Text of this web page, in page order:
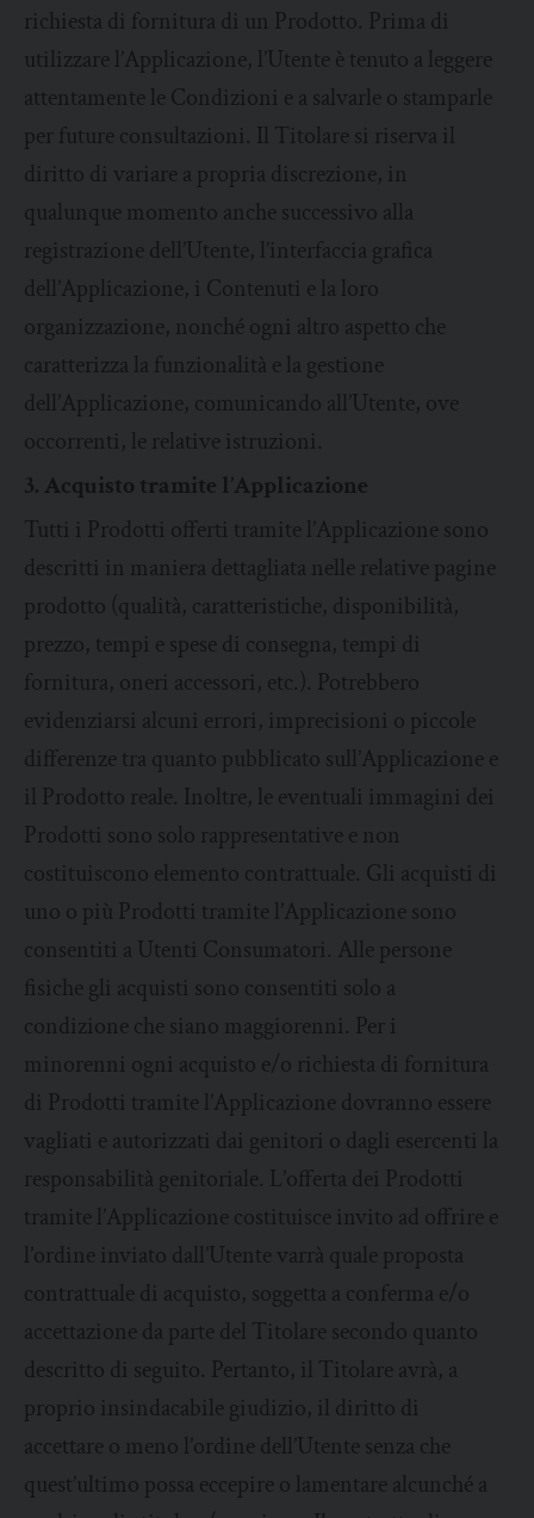
richiesta di fornitura di un Prodotto. Prima di
utilizzare l’Applicazione, l’Utente è tenuto a leggere
attentamente le Condizioni e a salvarle o stamparle
per future consultazioni. Il Titolare si riserva il
diritto di variare a propria discrezione, in
qualunque momento anche successivo alla
registrazione dell’Utente, l’interfaccia grafica
dell’Applicazione, i Contenuti e la loro
organizzazione, nonché ogni altro aspetto che
caratterizza la funzionalità e la gestione
dell’Applicazione, comunicando all’Utente, ove
occorrenti, le relative istruzioni.
3. Acquisto tramite l’Applicazione
Tutti i Prodotti offerti tramite l’Applicazione sono
descritti in maniera dettagliata nelle relative pagine
prodotto (qualità, caratteristiche, disponibilità,
prezzo, tempi e spese di consegna, tempi di
fornitura, oneri accessori, etc.). Potrebbero
evidenziarsi alcuni errori, imprecisioni o piccole
differenze tra quanto pubblicato sull’Applicazione e
il Prodotto reale. Inoltre, le eventuali immagini dei
Prodotti sono solo rappresentative e non
costituiscono elemento contrattuale. Gli acquisti di
uno o più Prodotti tramite l’Applicazione sono
consentiti a Utenti Consumatori. Alle persone
fisiche gli acquisti sono consentiti solo a
condizione che siano maggiorenni. Per i
minorenni ogni acquisto e/o richiesta di fornitura
di Prodotti tramite l’Applicazione dovranno essere
vagliati e autorizzati dai genitori o dagli esercenti la
responsabilità genitoriale. L’offerta dei Prodotti
tramite l’Applicazione costituisce invito ad offrire e
l’ordine inviato dall’Utente varrà quale proposta
contrattuale di acquisto, soggetta a conferma e/o
accettazione da parte del Titolare secondo quanto
descritto di seguito. Pertanto, il Titolare avrà, a
proprio insindacabile giudizio, il diritto di
accettare o meno l’ordine dell’Utente senza che
quest’ultimo possa eccepire o lamentare alcunché a